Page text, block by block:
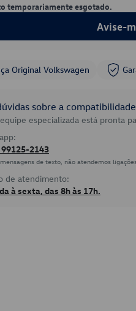
temporariamente esgotado.
Avise-
Original Volkswagen
sobre a
especializada está pronta
99125-2143
de texto, não atendemos
de atendimento:
à sexta, das 8h às 17h.